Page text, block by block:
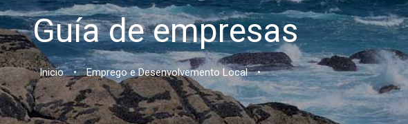
Guía de empresas
Inicio • Emprego e Desenvolvemento Local •